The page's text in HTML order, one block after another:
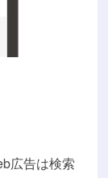
広告は検索